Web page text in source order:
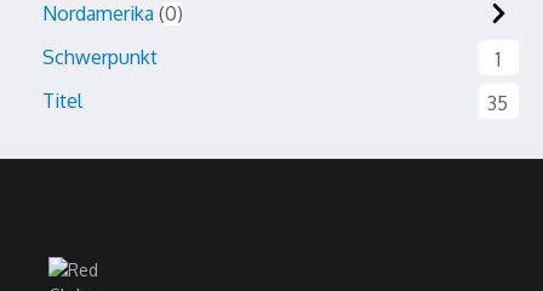
Nordamerika 0
Schwerpunkt
1
Titel
35